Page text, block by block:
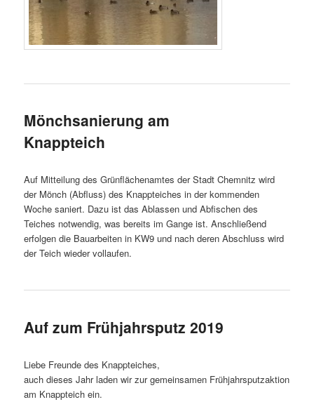
Mönchsanierung am
Knappteich
Auf Mitteilung des Grünflächenamtes der Stadt Chemnitz wird
der Mönch (Abfluss) des Knappteiches in der kommenden
Woche saniert. Dazu ist das Ablassen und Abfischen des
Teiches notwendig, was bereits im Gange ist. Anschließend
erfolgen die Bauarbeiten in KW9 und nach deren Abschluss wird
der Teich wieder vollaufen.
Auf zum Frühjahrsputz 2019
Liebe Freunde des Knappteiches,
auch dieses Jahr laden wir zur gemeinsamen Frühjahrsputzaktion
am Knappteich ein.